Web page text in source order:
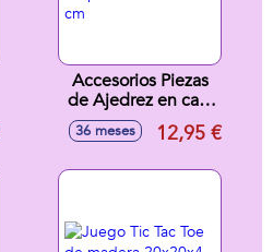
Accesorios Piezas
de Ajedrez en caja
de plástico
19x10x6 cm
36 meses 12,95 €